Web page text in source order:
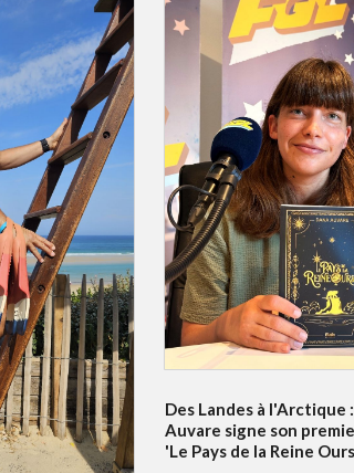
Des Landes à l'Arctique
Auvare signe son
'Le Pays de la Reine